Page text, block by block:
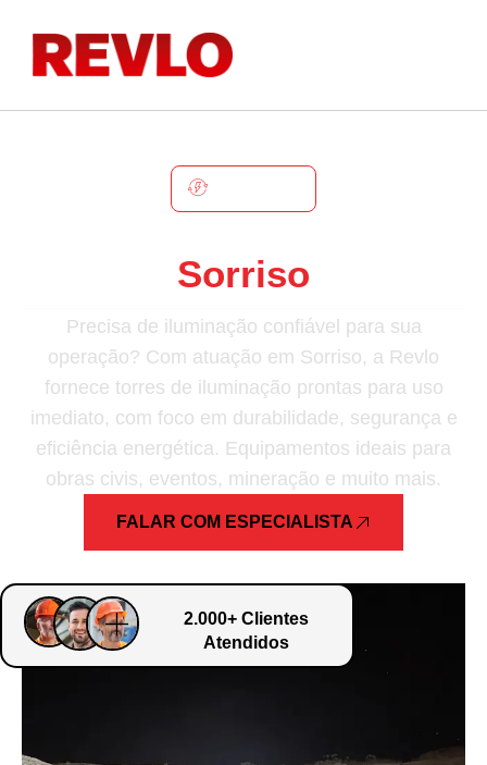
Sorriso
Precisa de iluminação confiável para sua
operação? Com atuação em Sorriso, a Revlo
fornece torres de iluminação prontas para uso
imediato, com foco em durabilidade, segurança e
eficiência energética. Equipamentos ideais para
obras civis, eventos, mineração e muito mais.
FALAR COM ESPECIALISTA
2.000+ Clientes
Atendidos